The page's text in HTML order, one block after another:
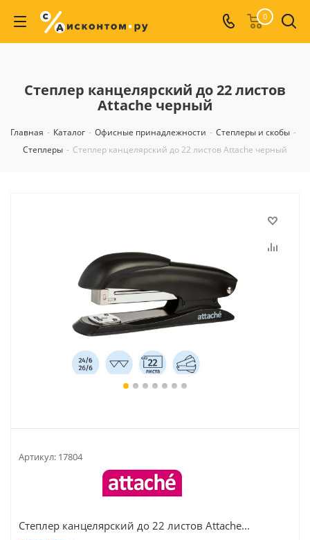
0
Степлер канцелярский до 22 листов
Attache черный
Главная - Каталог - Офисные принадлежности - Степлеры и скобы -
Степлеры - Степлер канцелярский до 22 листов Attache черный
Артикул: 17804
Степлер канцелярский до 22 листов Attache...